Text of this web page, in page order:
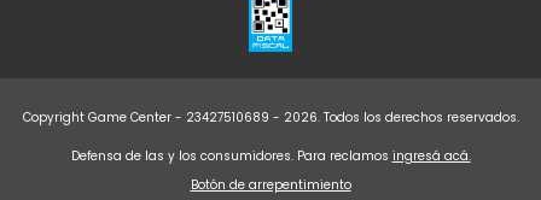
Copyright Game Center - 23427510689 - 2026. Todos los derechos reservados.
Defensa de las y los consumidores. Para reclamos ingresá acá.
Botón de arrepentimiento